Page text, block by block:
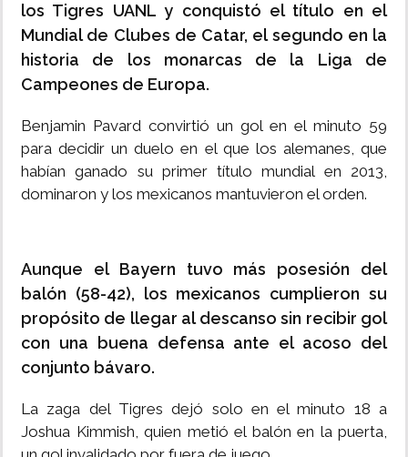
los Tigres UANL y conquistó el título en el
Mundial de Clubes de Catar, el segundo en la
historia de los monarcas de la Liga de
Campeones de Europa.
Benjamin Pavard convirtió un gol en el minuto 59
para decidir un duelo en el que los alemanes, que
habían ganado su primer título mundial en 2013,
dominaron y los mexicanos mantuvieron el orden.
Aunque el Bayern tuvo más posesión del
balón (58-42), los mexicanos cumplieron su
propósito de llegar al descanso sin recibir gol
con una buena defensa ante el acoso del
conjunto bávaro.
La zaga del Tigres dejó solo en el minuto 18 a
Joshua Kimmish, quien metió el balón en la puerta,